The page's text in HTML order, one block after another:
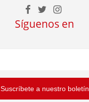
Síguenos en
Suscríbete a nuestro boletín